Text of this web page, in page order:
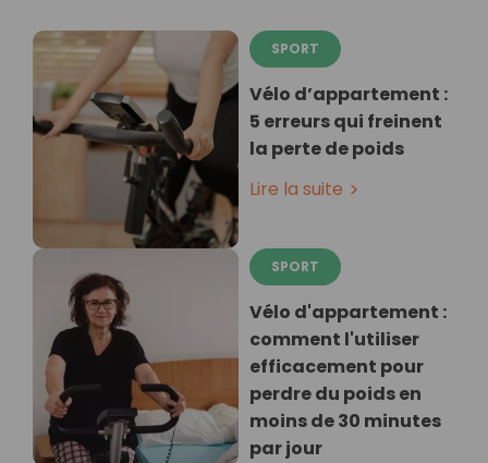
SPORT
Vélo d’appartement :
5 erreurs qui freinent
la perte de poids
Lire la suite
SPORT
Vélo d'appartement :
comment l'utiliser
efficacement pour
perdre du poids en
moins de 30 minutes
par jour